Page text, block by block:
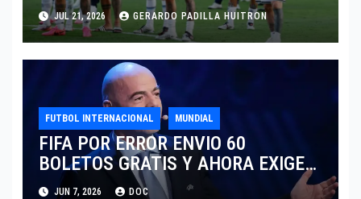
JUL 21, 2026 GERARDO PADILLA HUITRON
FUTBOL INTERNACIONAL MUNDIAL
FIFA POR ERROR ENVIO 60
BOLETOS GRATIS Y AHORA EXIGE
COBRO.
JUN 7, 2026 DOC